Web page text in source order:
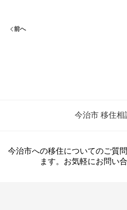
前へ
今治市 移住相
今治市への移住についてのご質
ます。お気軽にお問い